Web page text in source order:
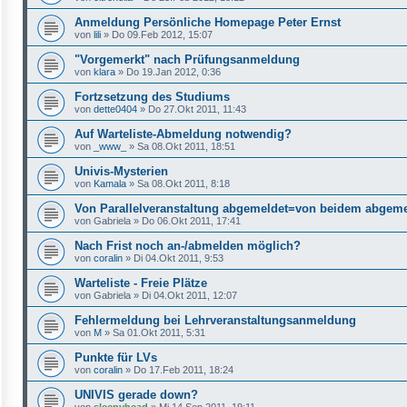
Anmeldung Persönliche Homepage Peter Ernst
von lili » Do 09.Feb 2012, 15:07
"Vorgemerkt" nach Prüfungsanmeldung
von klara » Do 19.Jan 2012, 0:36
Fortzsetzung des Studiums
von dette0404 » Do 27.Okt 2011, 11:43
Auf Warteliste-Abmeldung notwendig?
von _www_ » Sa 08.Okt 2011, 18:51
Univis-Mysterien
von Kamala » Sa 08.Okt 2011, 8:18
Von Parallelveranstaltung abgemeldet=von beidem
von Gabriela » Do 06.Okt 2011, 17:41
Nach Frist noch an-/abmelden möglich?
von coralin » Di 04.Okt 2011, 9:53
Warteliste - Freie Plätze
von Gabriela » Di 04.Okt 2011, 12:07
Fehlermeldung bei Lehrveranstaltungsanmeldung
von M » Sa 01.Okt 2011, 5:31
Punkte für LVs
von coralin » Do 17.Feb 2011, 18:24
UNIVIS gerade down?